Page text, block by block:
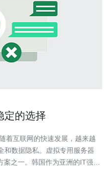
定的选择
和数据隐私。虚拟专用服务器
案之一。韩国作为亚洲的IT强